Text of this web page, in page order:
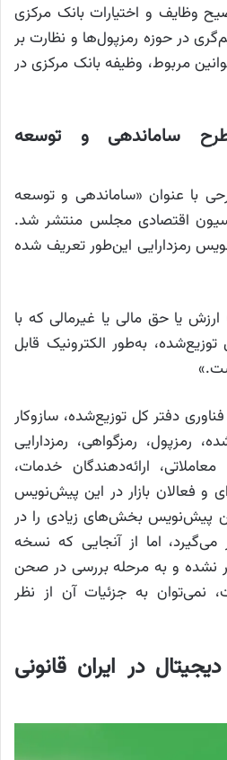
وظایف و اختیارات بانک مرکزی
در حوزه رمزپول‌ها و نظارت بر
مربوط، وظیفه بانک مرکزی در
ساماندهی و توسعه
طرحی با عنوان «ساماندهی و توسعه
اقتصادی مجلس منتشر شد.
رمزدارایی این‌طور تعریف شده
یا حق مالی یا غیرمالی که با
توزیع‌شده، به‌طور الکترونیک قابل
دفتر کل توزیع‌شده، سازوکار
رمزپول، رمزگواهی، رمزدارایی
معاملاتی، ارائه‌دهندگان خدمات،
و فعالان بازار در این پیش‌نویس
پیش‌نویس بخش‌های زیادی را در
می‌گیرد، اما از آنجایی که نسخه
نشده و به مرحله بررسی در صحن
به جزئیات آن از نظر
در ایران قانونی